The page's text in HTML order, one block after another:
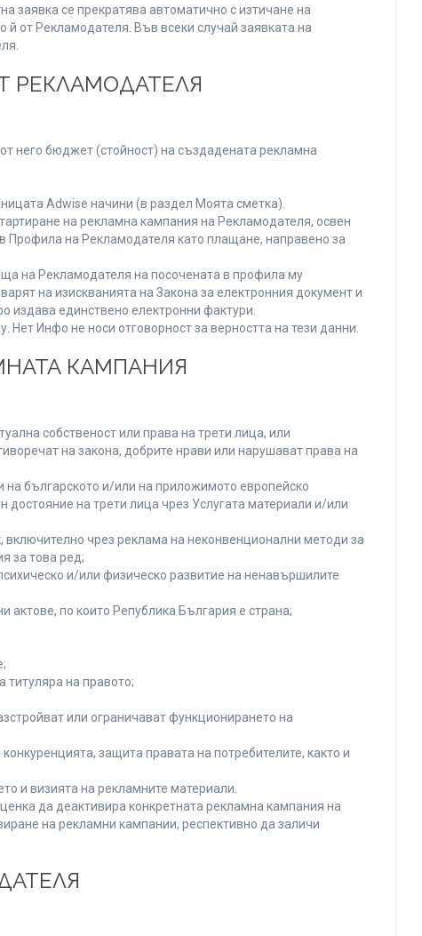
заявка се прекратява автоматично с изтичане на
от Рекламодателя. Във всеки случай заявката на
РЕКЛАМОДАТЕЛЯ
него бюджет (стойност) на създадената рекламна
Adwise начини (в раздел Моята сметка).
на рекламна кампания на Рекламодателя, освен
Профила на Рекламодателя като плащане, направено за
на Рекламодателя на посочената в профила му
на изискванията на Закона за електронния документ и
издава единствено електронни фактури.
Инфо не носи отговорност за верността на тези данни.
КАМПАНИЯ
собственост или права на трети лица, или
на закона, добрите нрави или нарушават права на
българското и/или на приложимото европейско
на трети лица чрез Услугата материали и/или
чрез реклама на неконвенционални методи за
за това ред;
и/или физическо развитие на ненавършилите
по които Република България е страна;
титуляра на правото;
или ограничават функционирането на
защита правата на потребителите, както и
и визията на рекламните материали.
да деактивира конкретната рекламна кампания на
на рекламни кампании, респективно да заличи